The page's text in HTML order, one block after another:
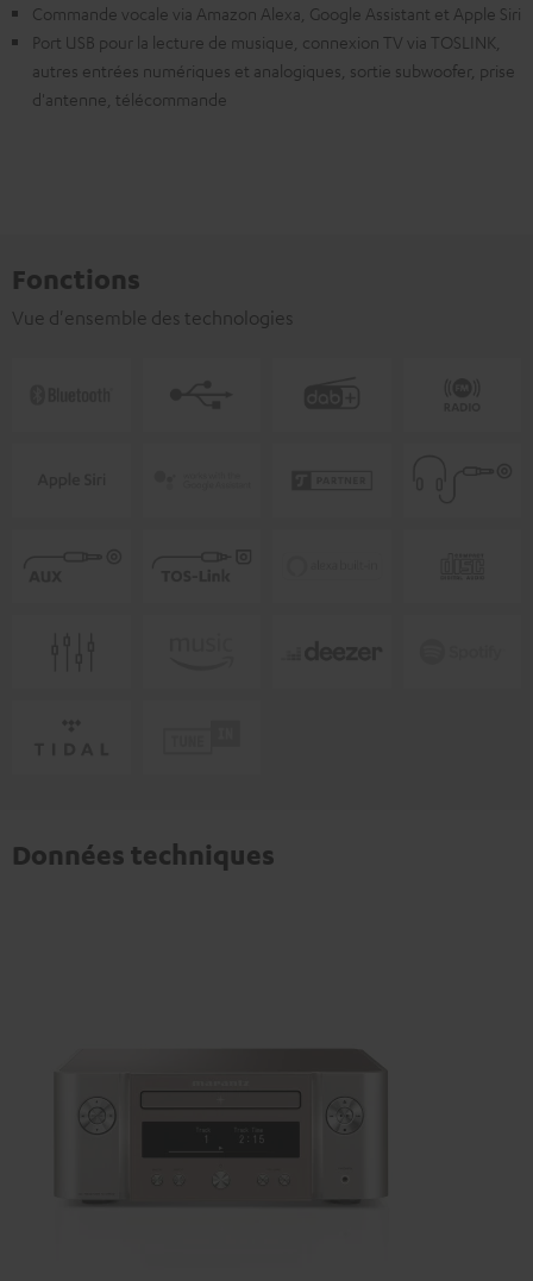
Commande vocale via Amazon Alexa, Google Assistant et Apple Siri
Port USB pour la lecture de musique, connexion TV via TOSLINK,
autres entrées numériques et analogiques, sortie subwoofer, prise
d'antenne, télécommande
Fonctions
Vue d'ensemble des technologies
Données techniques